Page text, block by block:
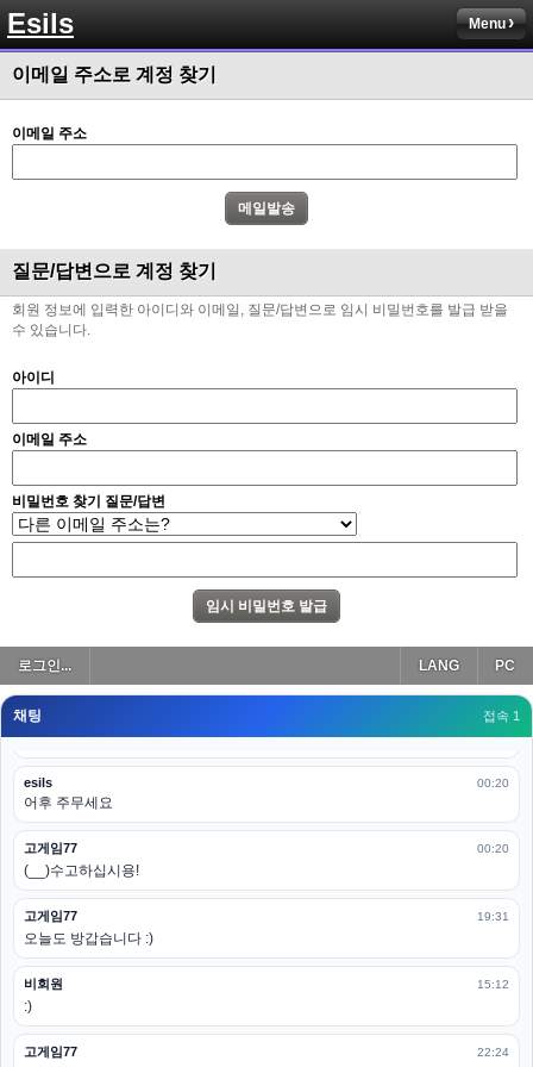
Esils Menu
이메일 주소로 계정 찾기
이메일 주소
질문/답변으로 계정 찾기
회원 정보에 입력한 아이디와 이메일, 질문/답변으로 임시 비밀번호를 발급 받을
수 있습니다.
아이디
이메일 주소
비밀번호 찾기 질문/답변
로그인... PC
LANG
채팅 접속 1
채팅치믄 바로 반영 정상 ㅋ
접속자는 ip당 1명인가 보네요. 다른 브로우저로 접속해도 3명인거보면
esils
음
나가도 3이네 하핫 ...
고게임77
esils 00:19
고게임77 00:19
esils
아 이제 2로 돌아왔군요
esils 00:19
모바일로 보는데도 좀 불편하더라구요
고게임77 00:19
아 ㅋㅋ 내일도 심심하면 들리겠습니다. 벌써 12시가 넘었었네요
esils 00:20
어후 주무세요
고게임77 00:20
(__)수고하십시용!
고게임77 19:31
오늘도 방갑습니다 :)
비회원 15:12
:)
고게임77 22:24